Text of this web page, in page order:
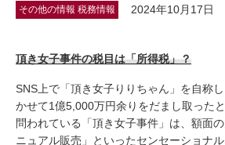
その他の情報 税務情報 2024年10月17日
頂き女子事件の税目は「所得税」？
SNS上で「頂き女子りりちゃん」を自称
かせて1億5,000万円余りをだまし取った
問われている「頂き女子事件」は、額面
ニュアル販売」といったセンセーショナ